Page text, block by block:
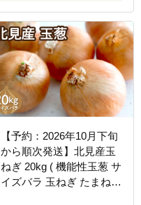
【予約：2026年10月下旬
から順次発送】北見産玉
ねぎ 20kg ( 機能性玉葱 サ
イズバラ 玉ねぎ たまねぎ